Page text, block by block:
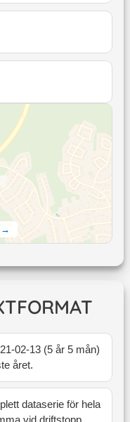
→
02-13(5 år 5 mån)
året.
dataserie för hela